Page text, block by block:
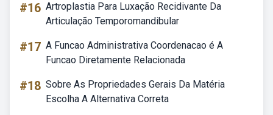
#16 Artroplastia Para Luxação Recidivante Da
Articulação Temporomandibular
#17 A Funcao Administrativa Coordenacao é A
Funcao Diretamente Relacionada
#18 Sobre As Propriedades Gerais Da Matéria
Escolha A Alternativa Correta